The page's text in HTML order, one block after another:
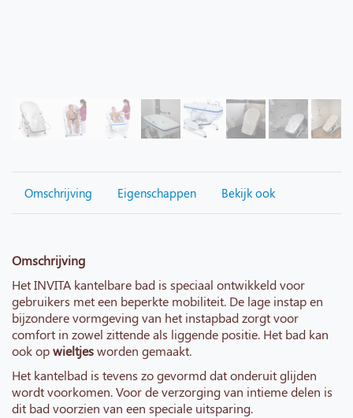
Omschrijving Eigenschappen Bekijk ook
Omschrijving
Het INVITA kantelbare bad is speciaal ontwikkeld voor
gebruikers met een beperkte mobiliteit. De lage instap en
bijzondere vormgeving van het instapbad zorgt voor
comfort in zowel zittende als liggende positie. Het bad kan
ook opwieltjesworden gemaakt.
Het kantelbad is tevens zo gevormd dat onderuit glijden
wordt voorkomen. Voor de verzorging van intieme delen is
dit bad voorzien van een speciale uitsparing.